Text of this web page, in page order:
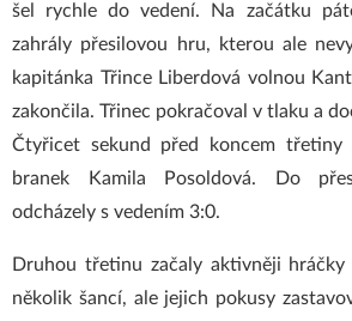
šel rychle do vedení. Na začátku
zahrály přesilovou hru, kterou ale
kapitánka Třince Liberdová volnou
zakončila. Třinec pokračoval v tlaku a
Čtyřicet sekund před koncem
branek Kamila Posoldová. Do
odcházely s vedením 3:0.
Druhou třetinu začaly aktivněji
několik šancí, ale jejich pokusy